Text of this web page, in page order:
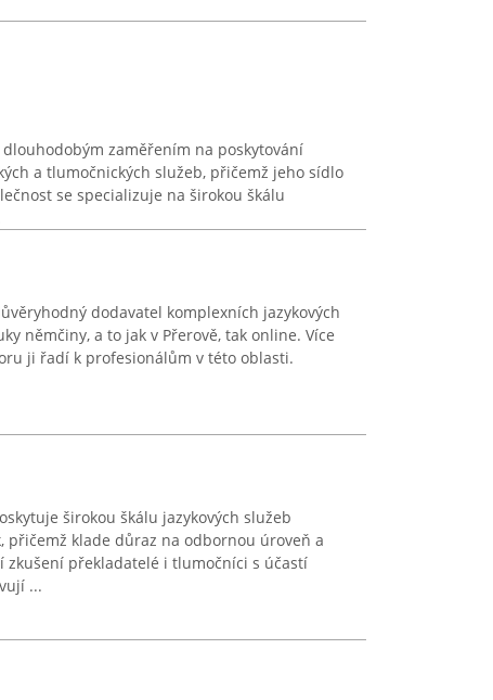
zaměřením na poskytování
a tlumočnických služeb, přičemž jeho sídlo
se specializuje na širokou škálu
dodavatel komplexních jazykových
němčiny, a to jak v Přerově, tak online. Více
ji řadí k profesionálům v této oblasti.
širokou škálu jazykových služeb
přičemž klade důraz na odbornou úroveň a
zkušení překladatelé i tlumočníci s účastí
...